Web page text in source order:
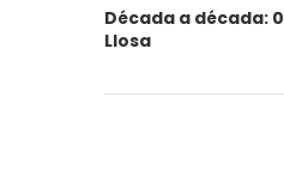
Década a década:
Llosa